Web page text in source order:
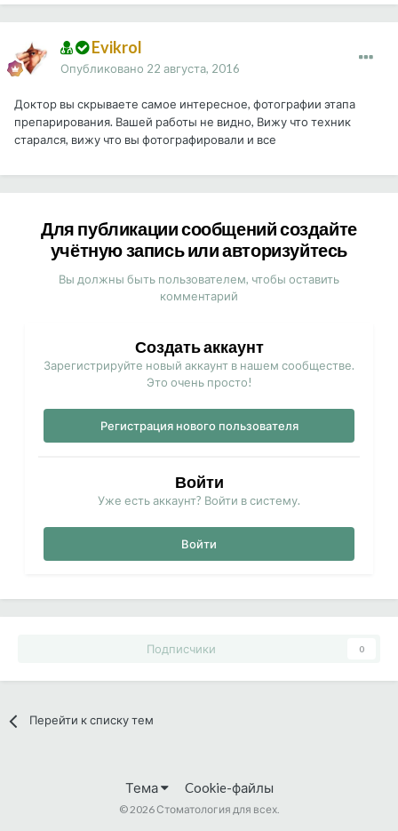
Evikrol
Опубликовано 22 августа, 2016
Доктор вы скрываете самое интересное, фотографии этапа
препарирования. Вашей работы не видно, Вижу что техник
старался, вижу что вы фотографировали и все
Для публикации сообщений создайте
учётную запись или авторизуйтесь
Вы должны быть пользователем, чтобы оставить
комментарий
Создать аккаунт
Зарегистрируйте новый аккаунт в нашем сообществе.
Это очень просто!
Регистрация нового пользователя
Войти
Уже есть аккаунт? Войти в систему.
Войти
Подписчики 0
Перейти к списку тем
Тема Cookie-файлы
©2026 Стоматология для всех.